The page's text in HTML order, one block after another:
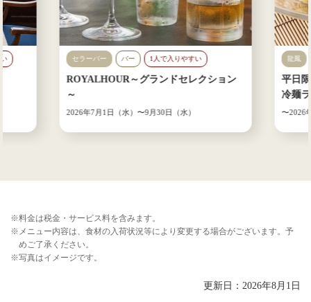
セラーバー バー 1人で入りやすい
カップル 女子会
ROYALHOUR～グランドセレクション
～
2026年7月1日（水）〜9月30日（水）
龍鳳
ファミ
平日
冷麺
〜2026
※料金は税金・サービス料を含みます。
※メニュー内容は、食材の入荷状況等により変更する場合がございます。予
めご了承ください。
※写真はイメージです。
更新日：2026年8月1日